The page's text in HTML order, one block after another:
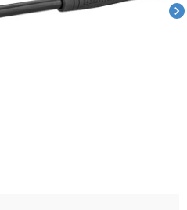
chevron_right